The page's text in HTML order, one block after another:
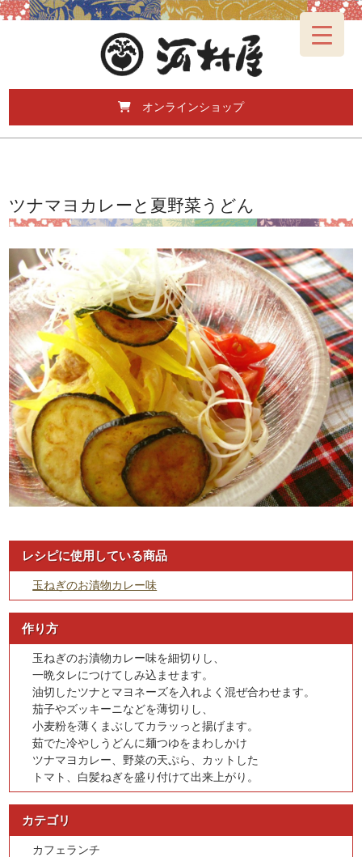
オンラインショップ
ツナマヨカレーと夏野菜うどん
レシピに使用している商品
玉ねぎのお漬物カレー味
作り方
玉ねぎのお漬物カレー味を細切りし、
一晩タレにつけてしみ込ませます。
油切したツナとマヨネーズを入れよく混ぜ合わせます。
茄子やズッキーニなどを薄切りし、
小麦粉を薄くまぶしてカラッっと揚げます。
茹でた冷やしうどんに麺つゆをまわしかけ
ツナマヨカレー、野菜の天ぷら、カットした
トマト、白髪ねぎを盛り付けて出来上がり。
カテゴリ
カフェランチ